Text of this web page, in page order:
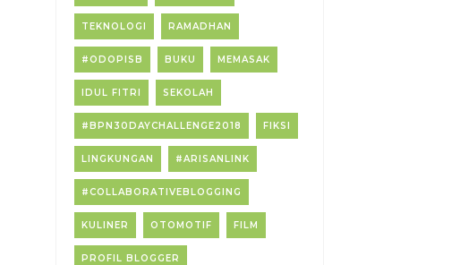
TEKNOLOGI RAMADHAN
#ODOPISB BUKU MEMASAK
IDUL FITRI SEKOLAH
#BPN30DAYCHALLENGE2018 FIKSI
LINGKUNGAN #ARISANLINK
#COLLABORATIVEBLOGGING
KULINER OTOMOTIF FILM
PROFIL BLOGGER